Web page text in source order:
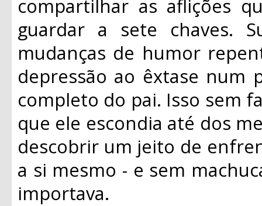
compartilhar as aflições
guardar a sete chaves.
mudanças de humor
depressão ao êxtase num
completo do pai. Isso sem
que ele escondia até dos
descobrir um jeito de
a si mesmo - e sem
importava.